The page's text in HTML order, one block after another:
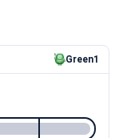
Green1